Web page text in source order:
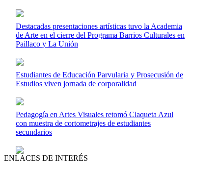
Destacadas presentaciones artísticas tuvo la Academia
de Arte en el cierre del Programa Barrios Culturales en
Paillaco y La Unión
Estudiantes de Educación Parvularia y Prosecusión de
Estudios viven jornada de corporalidad
Pedagogía en Artes Visuales retomó Claqueta Azul
con muestra de cortometrajes de estudiantes
secundarios
ENLACES DE INTERÉS